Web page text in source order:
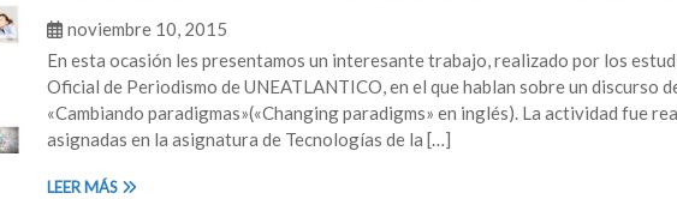
noviembre 10, 2015
En esta ocasión les presentamos un interesante trabajo, realizado por los
Oficial de Periodismo de UNEATLANTICO, en el que hablan sobre un discurso
«Cambiando paradigmas»(«Changing paradigms» en inglés). La actividad fue
asignadas en la asignatura de Tecnologías de la […]
LEER MÁS